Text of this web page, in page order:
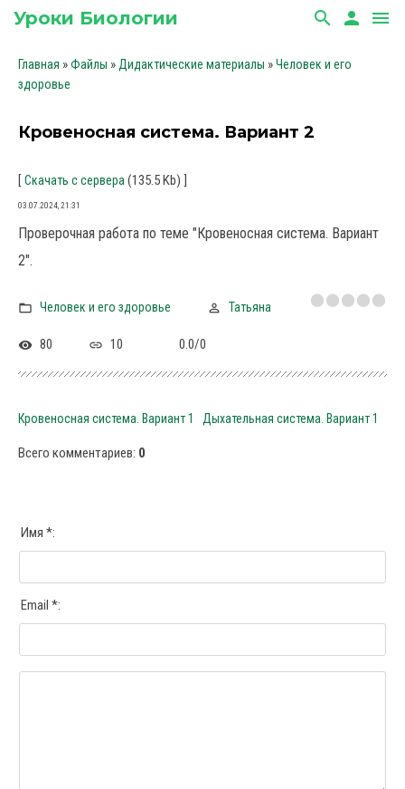
Уроки Биологии search person menu
Главная »Файлы » Дидактические материалы »Человек и его
здоровье
Кровеносная система. Вариант 2
[Скачать с сервера (135.5 Kb) ]
03.07.2024, 21:31
Проверочная работа по теме "Кровеносная система. Вариант
2".
Человек и его здоровье Татьяна
80 10 0.0/0
Кровеносная система. Вариант 1 Дыхательная система. Вариант 1
Всего комментариев: 0
Имя *:
Email *: